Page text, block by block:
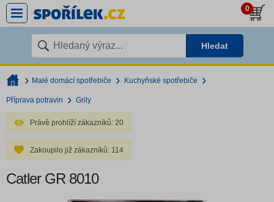
0
Hledat
Malé domácí spotřebiče Kuchyňské spotřebiče
Příprava potravin Grily
Právě prohlíží zákazníků: 20
Zakoupilo již zákazníků: 114
Catler GR 8010